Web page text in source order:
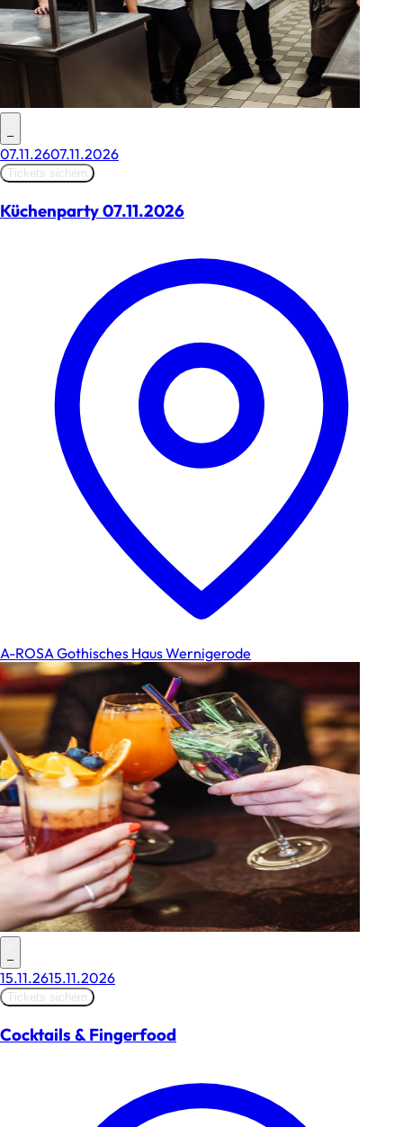
–
07.11.2607.11.2026
Tickets sichern
Küchenparty 07.11.2026
A-ROSA Gothisches Haus Wernigerode
–
15.11.2615.11.2026
Tickets sichern
Cocktails & Fingerfood